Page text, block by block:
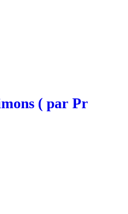
( par Pr